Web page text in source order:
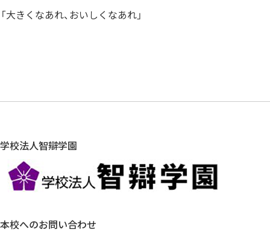
「大きくなあれ、おいしくなあれ」
学校法人智辯学園
本校へのお問い合わせ